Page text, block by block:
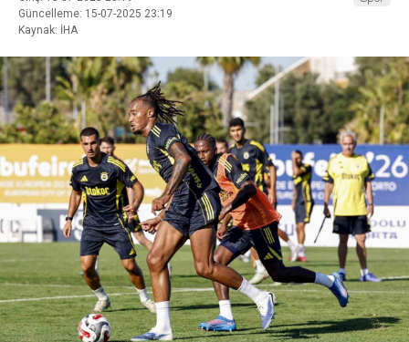
Güncelleme: 15-07-2025 23:19
Kaynak: İHA